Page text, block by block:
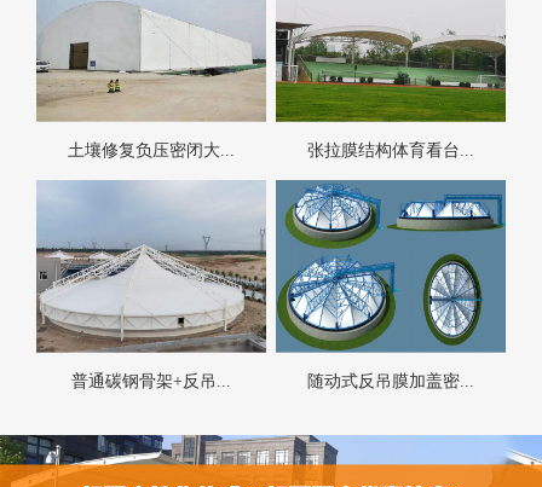
土壤修复负压密闭大... 张拉膜结构体育看台...
普通碳钢骨架+反吊... 随动式反吊膜加盖密...